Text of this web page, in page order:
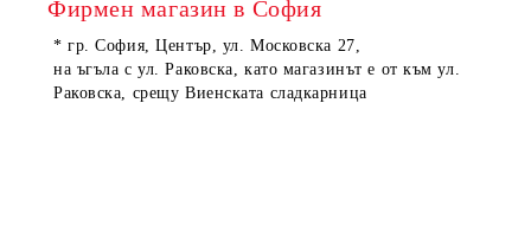
Фирмен магазин в София
* гр. София, Център, ул. Московска 27,
на ъгъла с ул. Раковска, като магазинът е от към ул.
Раковска, срещу Виенската сладкарница